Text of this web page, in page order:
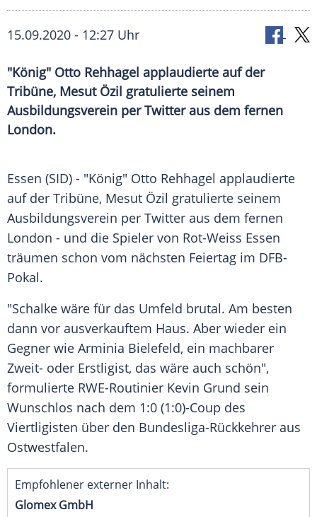
15.09.2020 - 12:27 Uhr
"König" Otto Rehhagel applaudierte auf der
Tribüne, Mesut Özil gratulierte seinem
Ausbildungsverein per Twitter aus dem fernen
London.
Essen (SID) - "König" Otto Rehhagel applaudierte
auf der Tribüne, Mesut Özil gratulierte seinem
Ausbildungsverein per Twitter aus dem fernen
London - und die Spieler von Rot-Weiss Essen
träumen schon vom nächsten Feiertag im DFB-
Pokal.
"Schalke wäre für das Umfeld brutal. Am besten
dann vor ausverkauftem Haus. Aber wieder ein
Gegner wie Arminia Bielefeld, ein machbarer
Zweit- oder Erstligist, das wäre auch schön",
formulierte RWE-Routinier Kevin Grund sein
Wunschlos nach dem 1:0 (1:0)-Coup des
Viertligisten über den Bundesliga-Rückkehrer aus
Ostwestfalen.
Empfohlener externer Inhalt:
Glomex GmbH